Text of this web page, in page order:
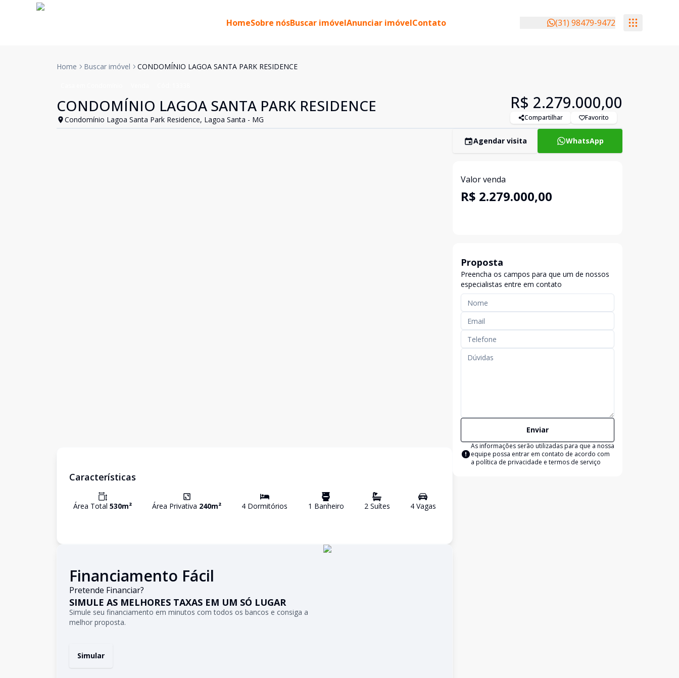
HomeSobre nósBuscar imóvelAnunciar imóvelContato (31) 98479-9472
Home Buscar imóvel CONDOMÍNIO LAGOA SANTA PARK RESIDENCE
CONDOMÍNIO LAGOA SANTA PARK RESIDENCE
Condomínio Lagoa Santa Park Residence, Lagoa Santa - MG
R$ 2.279.000,00
Compartilhar Favorito
Características
Área Total 530m² Área Privativa 240m² 4 Dormitórios 1 Banheiro 2Suítes 4Vagas
Financiamento Fácil
Pretende Financiar?
SIMULE AS MELHORES TAXAS EM UM SÓ LUGAR
Simule seu financiamento em minutos com todos os bancos e consiga a
melhor proposta.
Simular
Agendar visita WhatsApp
Valor venda
R$ 2.279.000,00
Proposta
Preencha os campos para que um de nossos
especialistas entre em contato
Enviar
As informações serão utilizadas para que a nossa
equipe possa entrar em contato de acordo com
a política de privacidade e termos de serviço